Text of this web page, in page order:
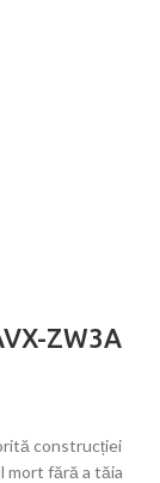
ZW3A
construcției
mort fără a tăia